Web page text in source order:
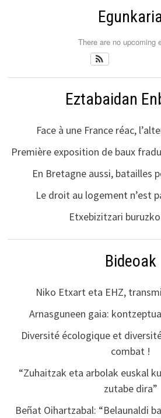
There are no upcoming
Eztabaidan
Face à une France réac,
Première exposition de baux
En Bretagne aussi, batailles
Le droit au logement n’est
Etxebizitzari
Bideoak
Niko Etxart eta EHZ,
Arnasguneen gaia:
Diversité écologique et
combat !
“Zuhaitzak eta arbolak euskal
zutabe dira”
Beñat Oihartzabal: “Belaunaldi